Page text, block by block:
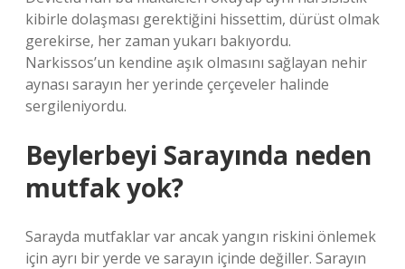
kibirle dolaşması gerektiğini hissettim, dürüst olmak
gerekirse, her zaman yukarı bakıyordu.
Narkissos’un kendine aşık olmasını sağlayan nehir
aynası sarayın her yerinde çerçeveler halinde
sergileniyordu.
Beylerbeyi Sarayında neden
mutfak yok?
Sarayda mutfaklar var ancak yangın riskini önlemek
için ayrı bir yerde ve sarayın içinde değiller. Sarayın